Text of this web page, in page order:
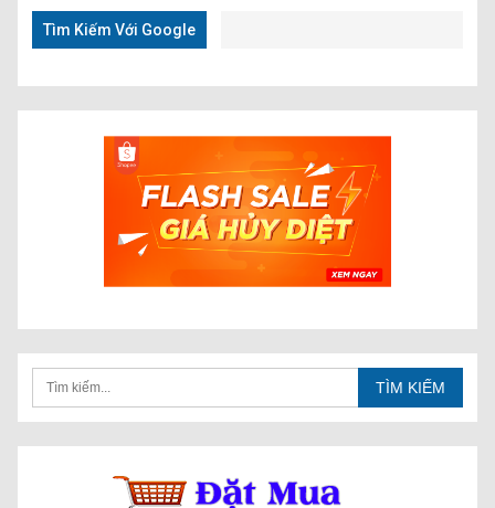
Tìm Kiếm Với Google